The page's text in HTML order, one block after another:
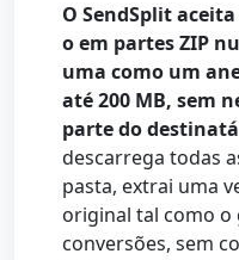
O SendSplit
o em partes ZIP
uma como um
até 200 MB, sem
parte do
descarrega todas
pasta, extrai uma
original tal como
conversões, sem